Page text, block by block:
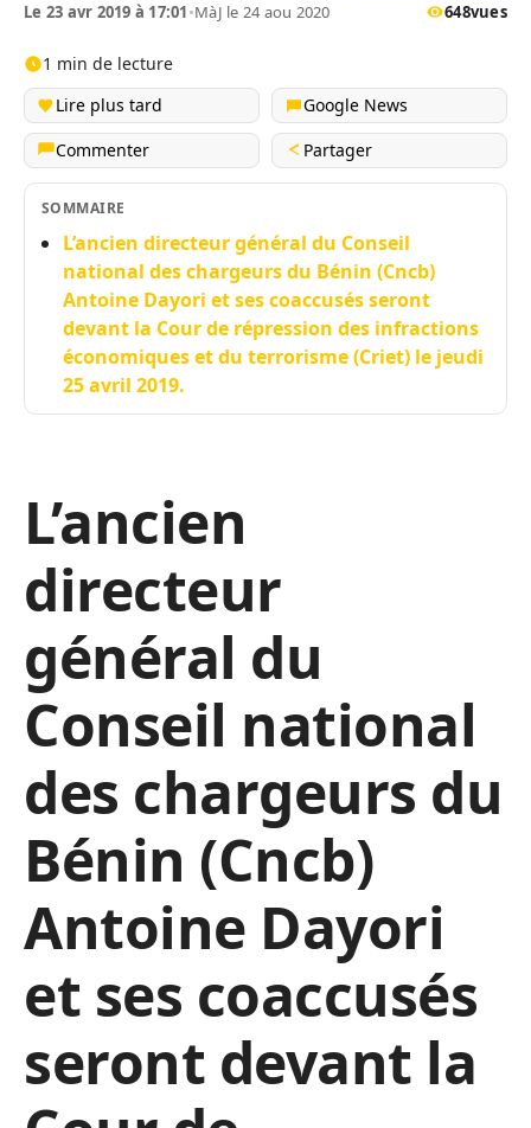
Le 23 avr 2019 à 17:01•MàJ le 24 aou 2020 648vues
1 min de lecture
Lire plus tard
Google News
Commenter
Partager
SOMMAIRE
L’ancien directeur général du Conseil
national des chargeurs du Bénin (Cncb)
Antoine Dayori et ses coaccusés seront
devant la Cour de répression des infractions
économiques et du terrorisme (Criet) le jeudi
25 avril 2019.
L’ancien
directeur
général du
Conseil national
des chargeurs du
Bénin (Cncb)
Antoine Dayori
et ses coaccusés
seront devant la